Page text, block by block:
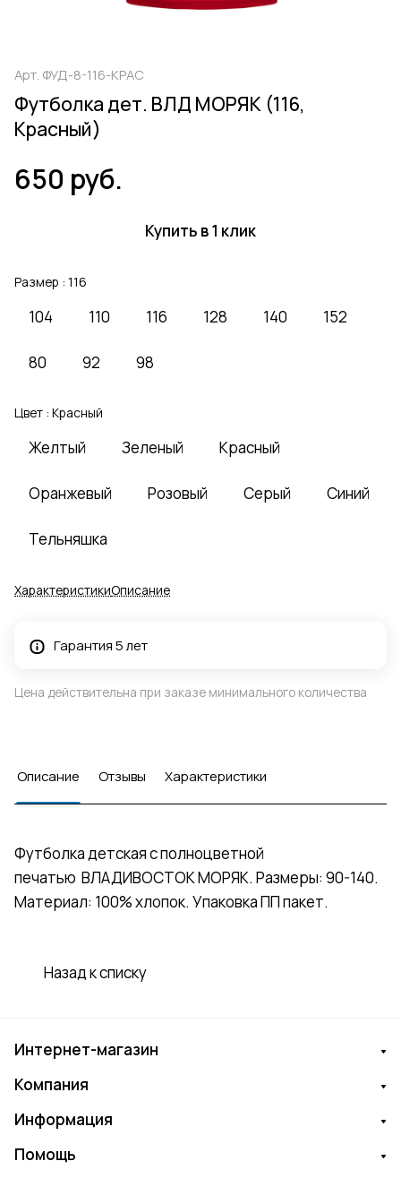
Арт. ФУД-8-116-КРАС
Футболка дет. ВЛД МОРЯК (116,
Красный)
650 руб.
Купить в 1 клик
Размер : 116
104 110 116 128 140 152
80 92 98
Цвет : Красный
Желтый Зеленый Красный
Оранжевый Розовый Серый Синий
Тельняшка
ХарактеристикиОписание
Гарантия 5 лет
Цена действительна при заказе минимального количества
Описание Отзывы Характеристики
Футболка детская с полноцветной
печатью ВЛАДИВОСТОК МОРЯК. Размеры: 90-140.
Материал: 100% хлопок. Упаковка ПП пакет.
Назад к списку
Интернет-магазин
Компания
Информация
Помощь